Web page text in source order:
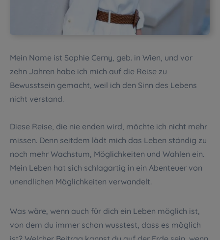
Mein Name ist Sophie Cerny, geb. in Wien, und vor
zehn Jahren habe ich mich auf die Reise zu
Bewusstsein gemacht, weil ich den Sinn des Lebens
nicht verstand.
Diese Reise, die nie enden wird, möchte ich nicht mehr
missen. Denn seitdem lädt mich das Leben ständig zu
noch mehr Wachstum, Möglichkeiten und Wahlen ein.
Mein Leben hat sich schlagartig in ein Abenteuer von
unendlichen Möglichkeiten verwandelt.
Was wäre, wenn auch für dich ein Leben möglich ist,
von dem du immer schon wusstest, dass es möglich